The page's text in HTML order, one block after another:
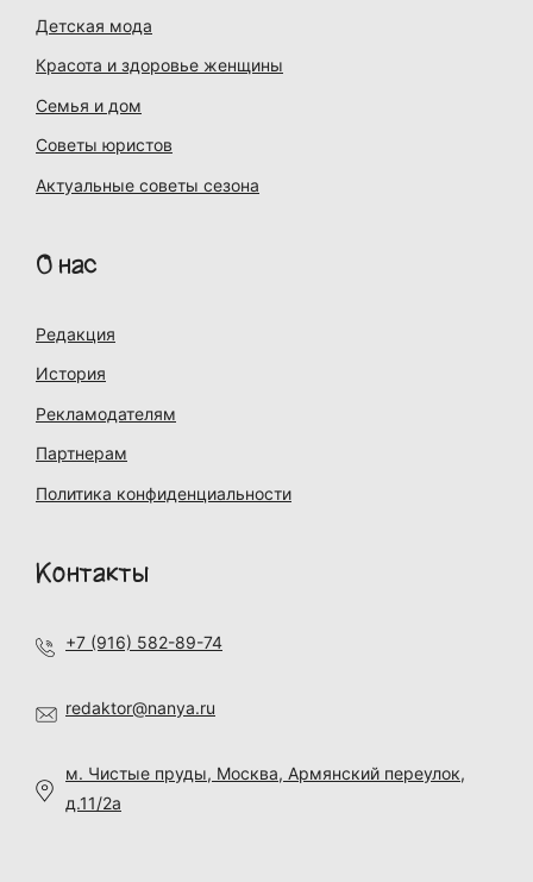
Детская мода
Красота и здоровье женщины
Семья и дом
Советы юристов
Актуальные советы сезона
О нас
Редакция
История
Рекламодателям
Партнерам
Политика конфиденциальности
Контакты
+7 (916) 582-89-74
redaktor@nanya.ru
м. Чистые пруды, Москва, Армянский переулок,
д.11/2а